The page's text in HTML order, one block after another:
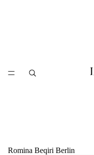
Romina Beqiri Berlin